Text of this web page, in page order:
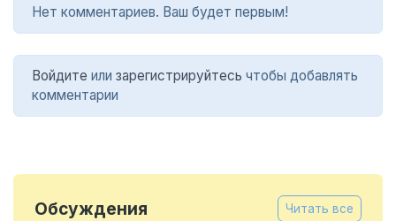
Нет комментариев. Ваш будет первым!
Войдите или зарегистрируйтесь чтобы добавлять
комментарии
Обсуждения Читать все